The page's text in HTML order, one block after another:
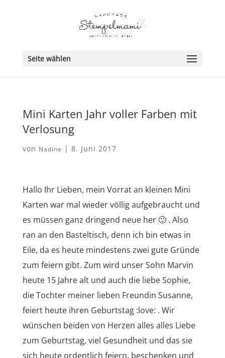
Seite wählen
Mini Karten Jahr voller Farben mit
Verlosung
von Nadine | 8. Juni 2017
Hallo Ihr Lieben, mein Vorrat an kleinen Mini
Karten war mal wieder völlig aufgebraucht und
es müssen ganz dringend neue her 🙂 . Also
ran an den Basteltisch, denn ich bin etwas in
Eile, da es heute mindestens zwei gute Gründe
zum feiern gibt. Zum wird unser Sohn Marvin
heute 15 Jahre alt und auch die liebe Sophie,
die Tochter meiner lieben Freundin Susanne,
feiert heute ihren Geburtstag :love: . Wir
wünschen beiden von Herzen alles alles Liebe
zum Geburtstag, viel Gesundheit und das sie
sich heute ordentlich feiern, beschenken und